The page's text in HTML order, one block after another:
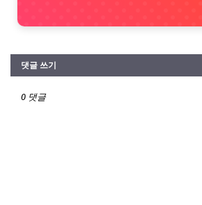
댓글 쓰기
0 댓글